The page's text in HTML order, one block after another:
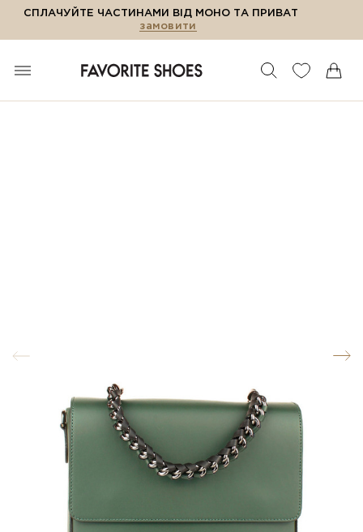
СПЛАЧУЙТЕ ЧАСТИНАМИ ВІД МОНО ТА ПРИВАТ
замовити